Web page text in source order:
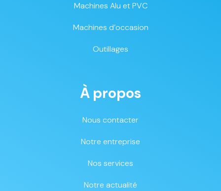
Machines Alu et PVC
Machines d’occasion
Outillages
À propos
Nous contacter
Notre entreprise
Nos services
Notre actualité